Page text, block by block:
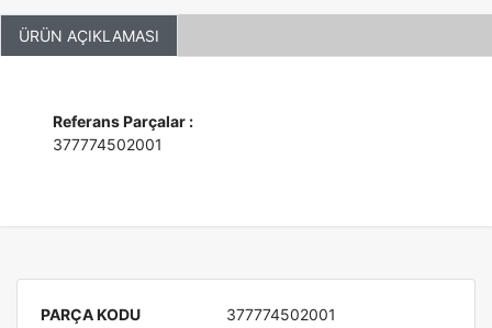
ÜRÜN AÇIKLAMASI
Referans Parçalar :
377774502001
PARÇA KODU
377774502001